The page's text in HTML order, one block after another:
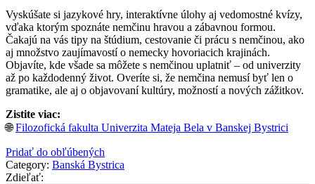
Vyskúšate si jazykové hry, interaktívne úlohy aj vedomostné kvízy,
vďaka ktorým spoznáte nemčinu hravou a zábavnou formou.
Čakajú na vás tipy na štúdium, cestovanie či prácu s nemčinou, ako
aj množstvo zaujímavostí o nemecky hovoriacich krajinách.
Objavíte, kde všade sa môžete s nemčinou uplatniť – od univerzity
až po každodenný život. Overíte si, že nemčina nemusí byť len o
gramatike, ale aj o objavovaní kultúry, možností a nových zážitkov.
Zistite viac:
🌐Filozofická fakulta Univerzita Mateja Bela v Banskej Bystrici
Pridať do obľúbených
Category: Banská Bystrica
Zdieľať: